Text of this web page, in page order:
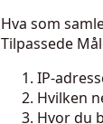
Hva som
Tilpassede
IP-
Hvilken
Hvor du